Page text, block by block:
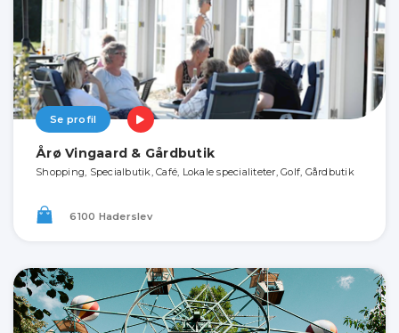
Se profil
Årø Vingaard & Gårdbutik
Shopping, Specialbutik, Café, Lokale specialiteter, Golf, Gårdbutik
6100 Haderslev